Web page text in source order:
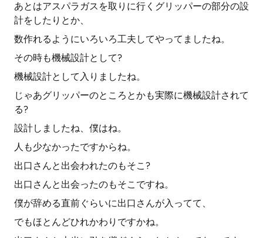
あとはアスパラガスを取りに行くグリッパーの部分の設
計をしたりとか、
数作れるようにいろいろ工夫してやってましたね。
その時も機械設計として?
機械設計として入りましたね。
じゃあグリッパーのところとかも実際に機械設計されて
る?
設計しましたね、僕はね。
人も少なかったですからね。
出口さんと出会われたのもそこ?
出口さんと出会ったのもそこですね。
僕が辞める直前ぐらいに出口さんが入ってて、
でもほとんどひれかわりですかね。